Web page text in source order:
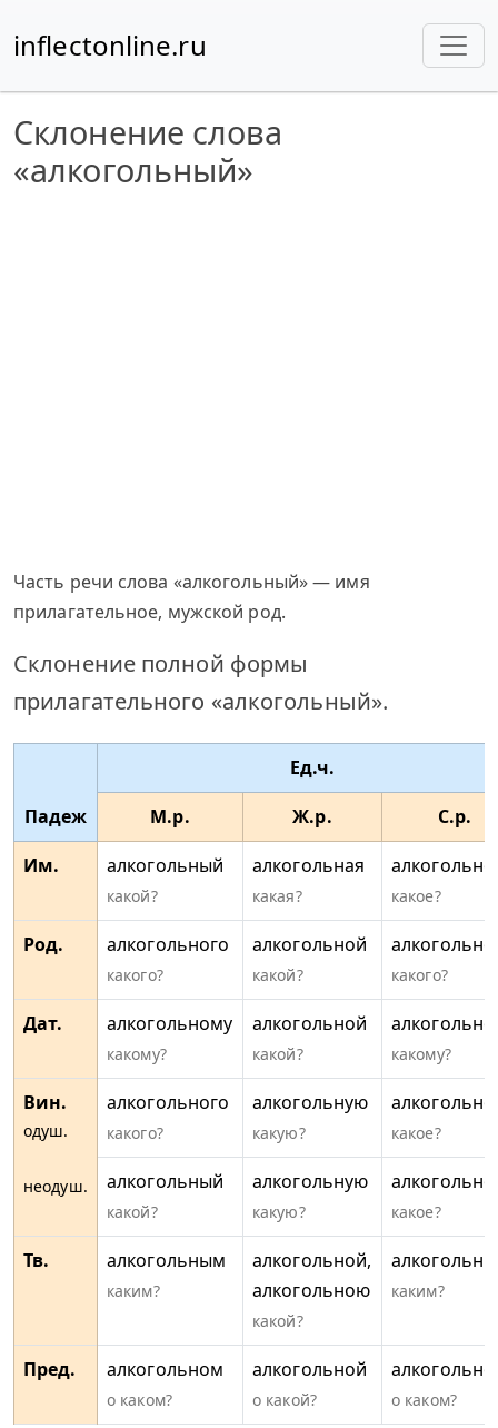
inflectonline.ru
Склонение слова
«алкогольный»
Часть речи слова «алкогольный» — имя
прилагательное, мужской род.
Склонение полной формы
прилагательного «алкогольный».
Падеж
Ед.ч.
М.р.
Ж.р.
С.р.
Им.
алкогольный
какой?
алкогольная
какая? какое?
Род. алкогольного
какого?
алкогольной
какой? какого?
Дат. алкогольному
какому?
алкогольной
какой? какому?
Вин.
одуш.
неодуш.
алкогольного
какого?
алкогольную
какую? какое?
алкогольный
какой?
алкогольную
какую? какое?
Тв. алкогольным
каким?
алкогольной,
алкогольною
какой?
каким?
Пред. алкогольном
о каком?
алкогольной
о какой? о каком?